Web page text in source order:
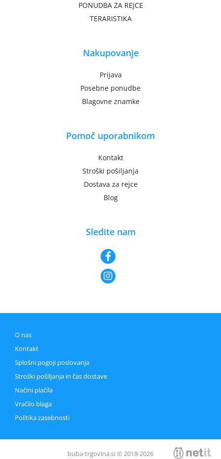
PONUDBA ZA REJCE
TERARISTIKA
Nakupovanje
Prijava
Posebne ponudbe
Blagovne znamke
Pomoč uporabnikom
Kontakt
Stroški pošiljanja
Dostava za rejce
Blog
Sledite nam
O nas
Kontakt
Splošni pogoji poslovanja
Stroški pošiljanja in čas dostave
Načini plačila
Vračilo blaga
Politika zasebnosti
buba-trgovina.si © 2018-2026